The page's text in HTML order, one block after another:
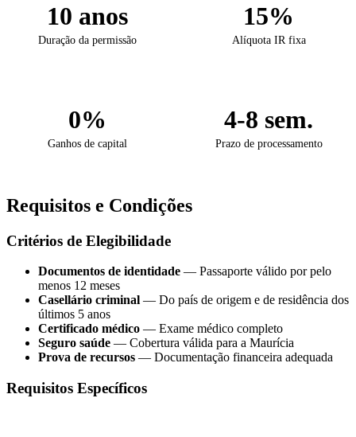
10 anos
Duração da permissão
15%
Alíquota IR fixa
0%
Ganhos de capital
4-8 sem.
Prazo de processamento
Requisitos e Condições
Critérios de Elegibilidade
Documentos de identidade — Passaporte válido por pelo
menos 12 meses
Casellário criminal — Do país de origem e de residência dos
últimos 5 anos
Certificado médico — Exame médico completo
Seguro saúde — Cobertura válida para a Maurícia
Prova de recursos — Documentação financeira adequada
Requisitos Específicos